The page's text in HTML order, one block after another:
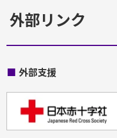
外部リンク
■ 外部支援